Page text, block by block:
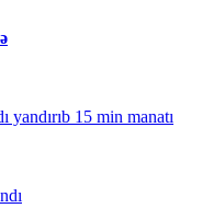
yandırıb 15 min manatı